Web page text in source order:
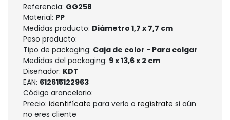
Referencia: GG258
Material: PP
Medidas producto: Diámetro 1,7 x 7,7 cm
Peso producto:
Tipo de packaging: Caja de color - Para colgar
Medidas del packaging: 9 x 13,6 x 2 cm
Diseñador: KDT
EAN: 612615122963
Código arancelario:
Precio: identifícate para verlo o regístrate si aún
no eres cliente